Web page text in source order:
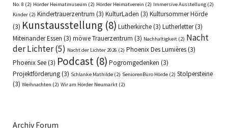
No. 8 (2) Hörder Heimatmuseum (2) Hörder Heimatverein (2) Immersive Ausstellung (2)
Kinder (2) Kindertrauerzentrum (3) KulturLaden (3) Kultursommer Hörde
(3) Kunstausstellung (8) Lutherkirche(3) Lutherletter(3)
Miteinander Essen (3) möwe Trauerzentrum (3) Nachhaltigkeit (2) Nacht
der Lichter(5) Nacht der Lichter 2026 (2) Phoenix Des Lumières(3)
Phoenix See(3) Podcast (8) Pogromgedenken (3)
Projektförderung(3) Schlanke Mathilde (2) SeniorenBüro Hörde (2) Stolpersteine
(3) Weihnachten (2) Wir am Hörder Neumarkt (2)
Archiv Forum